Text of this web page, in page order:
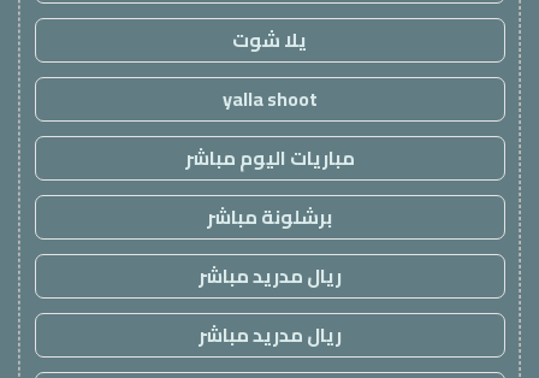
يلا شوت
yalla shoot
مباريات اليوم مباشر
برشلونة مباشر
ريال مدريد مباشر
ريال مدريد مباشر